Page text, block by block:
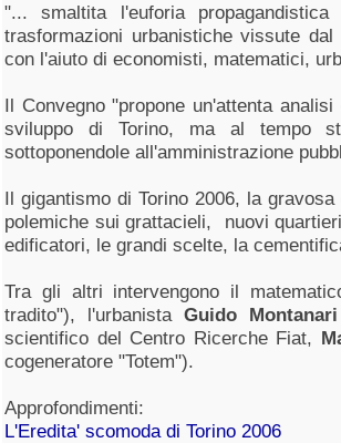
"... smaltita l'euforia
trasformazioni urbanistiche vissute
con l'aiuto di economisti, matematici,
Il Convegno "propone un'attenta
sviluppo di Torino, ma al tempo
sottoponendole all'amministrazione
Il gigantismo di Torino 2006, la
polemiche sui grattacieli, nuovi
edificatori, le grandi scelte, la
Tra gli altri intervengono il
tradito"), l'urbanista Guido Montanari
scientifico del Centro Ricerche Fiat,
cogeneratore "Totem").
Approfondimenti:
L'Eredita' scomoda di Torino 2006